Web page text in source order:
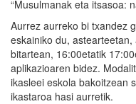
“Musulmanak eta itsasoa:
Aurrez aurreko bi txandez
eskainiko du,
bitartean, 16:00etatik
aplikazioaren bidez.
ikasleei eskola bakoitzean
ikastaroa hasi aurretik.